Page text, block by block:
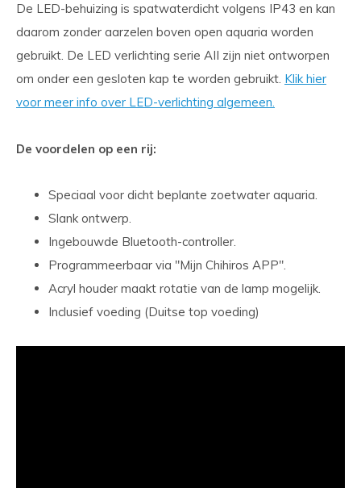
De LED-behuizing is spatwaterdicht volgens IP43 en kan
daarom zonder aarzelen boven open aquaria worden
gebruikt. De LED verlichting serie AII zijn niet ontworpen
om onder een gesloten kap te worden gebruikt. Klik hier
voor meer info over LED-verlichting algemeen.
De voordelen op een rij:
Speciaal voor dicht beplante zoetwater aquaria.
Slank ontwerp.
Ingebouwde Bluetooth-controller.
Programmeerbaar via "Mijn Chihiros APP".
Acryl houder maakt rotatie van de lamp mogelijk.
Inclusief voeding (Duitse top voeding)